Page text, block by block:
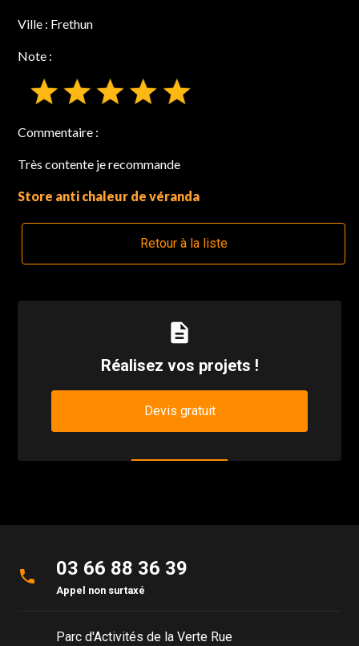
Ville : Frethun
Note :
Commentaire :
Très contente je recommande
Store anti chaleur de véranda
Retour à la liste
description
Réalisez vos projets !
Devis gratuit
phone 03 66 88 36 39
Appel non surtaxé
Parc d'Activités de la Verte Rue